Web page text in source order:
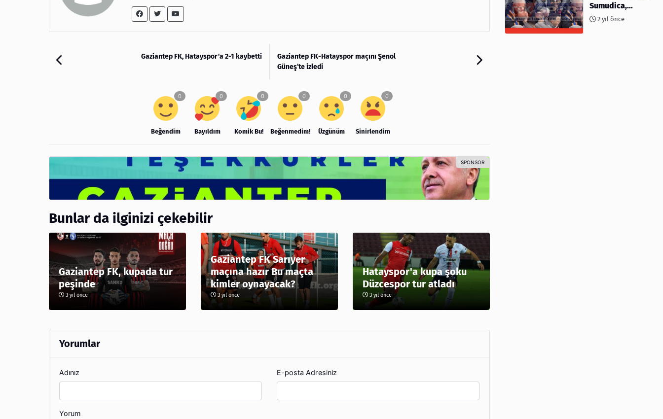
Gaziantep FK, Hatayspor'a 2-1 kaybetti
Gaziantep FK-Hatayspor maçını Şenol
Güneş’te izledi
Beğendim Bayıldım Komik Bu! Beğenmedim! Üzgünüm Sinirlendim
Bunlar da ilginizi çekebilir
Gaziantep FK, kupada tur
peşinde
3 yıl önce
Gaziantep FK Sarıyer
maçına hazır Bu maçta
kimler oynayacak?
3 yıl önce
Hatayspor'a kupa şoku
Düzcespor tur atladı
3 yıl önce
Yorumlar
Adınız E-posta Adresiniz
Yorum
Sumudica,
Başkanı
2 yıl önce